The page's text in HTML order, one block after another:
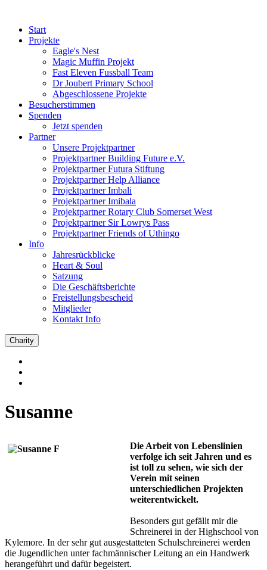
Start
Projekte
Eagle's Nest
Magic Muffin Projekt
Fast Eleven Fussball Team
Dr Joubert Primary School
Abgeschlossene Projekte
Besucherstimmen
Spenden
Jetzt spenden
Partner
Unsere Projektpartner
Projektpartner Building Future e.V.
Projektpartner Futura Stiftung
Projektpartner Help Alliance
Projektpartner Imbali
Projektpartner Imibala
Projektpartner Rotary Club Somerset West
Projektpartner Sir Lowrys Pass
Projektpartner Friends of Uthingo
Info
Jahresrückblicke
Heart & Soul
Satzung
Die Geschäftsberichte
Freistellungsbescheid
Mitglieder
Kontakt Info
Charity
Susanne
Die Arbeit von Lebenslinien
verfolge ich seit Jahren und es
ist toll zu sehen, wie sich der
Verein mit seinen
unterschiedlichen Projekten
weiterentwickelt.
Besonders gut gefällt mir die
Schreinerei in der Highschool von
Kylemore. In der sehr gut ausgestatteten Schulschreinerei werden
die Jugendlichen unter fachmännischer Leitung an ein Handwerk
herangeführt und dafür begeistert.